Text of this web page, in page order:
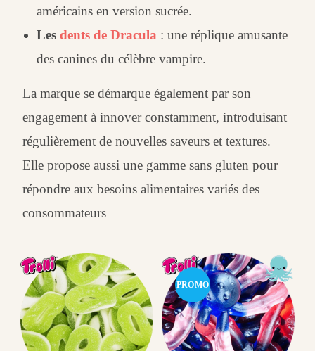
américains en version sucrée.
Lesdents de Dracula : une réplique amusante
des canines du célèbre vampire.
La marque se démarque également par son
engagement à innover constamment, introduisant
régulièrement de nouvelles saveurs et textures.
Elle propose aussi une gamme sans gluten pour
répondre aux besoins alimentaires variés des
consommateurs
PROMO
!